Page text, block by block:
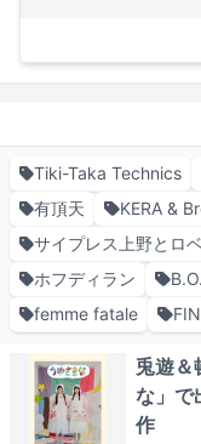
Tiki-Taka Technics
有頂天
KERA &
サイプレス上野とロ
ホフディラン
femme fatale
兎遊＆
な」で
作